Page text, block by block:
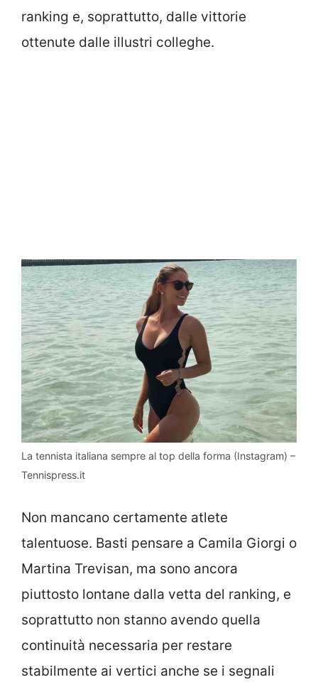
ranking e, soprattutto, dalle vittorie
ottenute dalle illustri colleghe.
La tennista italiana sempre al top della forma (Instagram) –
Tennispress.it
Non mancano certamente atlete
talentuose. Basti pensare a Camila Giorgi o
Martina Trevisan, ma sono ancora
piuttosto lontane dalla vetta del ranking, e
soprattutto non stanno avendo quella
continuità necessaria per restare
stabilmente ai vertici anche se i segnali